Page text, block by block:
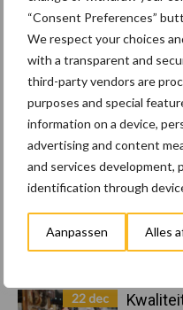
“Consent Preferences”
We respect your choices
with a transparent and
third-party vendors are
purposes and special
information on a device,
advertising and content
and services development,
identification through
Aanpassen Alles
Sidebar
8 jan
23 dec
10
23 dec
EU-
maar
22 dec